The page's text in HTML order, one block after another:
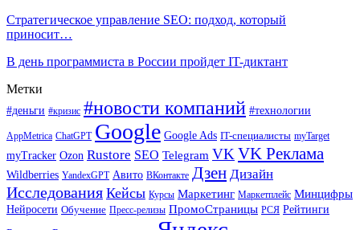
Стратегическое управление SEO: подход, который
приносит…
В день программиста в России пройдет IT-диктант
Метки
#деньги #кризис #новости компаний #технологии
AppMetrica ChatGPT Google Google Ads IT-специалисты myTarget
myTracker Ozon Rustore SEO Telegram VK VK Реклама
Wildberries YandexGPT Авито ВКонтакте Дзен Дизайн
Исследования Кейсы Курсы Маркетинг Маркетплейс Минцифры
Нейросети Обучение Пресс-релизы ПромоСтраницы РСЯ Рейтинги